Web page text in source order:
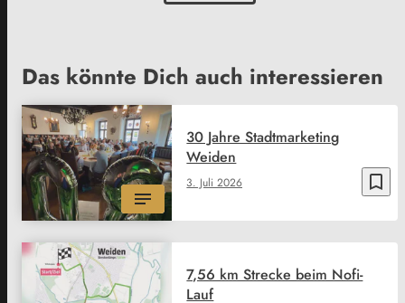
Das könnte Dich auch interessieren
bookmark_border
3. Juli 2026
30 Jahre Stadtmarketing
Weiden
7,56 km Strecke beim Nofi-
Lauf